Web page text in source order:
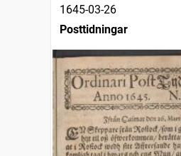
1645-03-26
Posttidningar